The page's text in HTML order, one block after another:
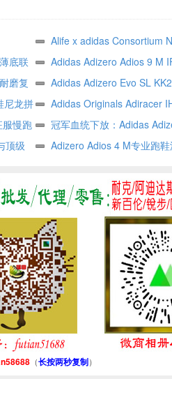
Alife x adidas Consortium
底联
Adidas Adizero Adios 9 M
抓地竞速训练用鞋
磨复
Adidas Adizero Evo SL
面能量回弹中底马牌橡胶
尼龙拼
Adidas Originals Adiracer
鞋
慢跑
冠军血统下放：Adidas
常训练利器
顶级
Adizero Adios 4 M专业跑
（长按两秒复制）